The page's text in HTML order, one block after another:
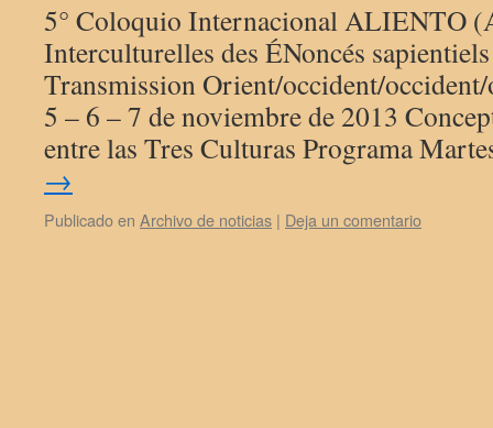
5° Coloquio Internacional ALIENTO
Interculturelles des ÉNoncés
Transmission Orient/occident/
5 – 6 – 7 de noviembre de 2013
entre las Tres Culturas Programa
→
Publicado en Archivo de noticias | Deja un comentario